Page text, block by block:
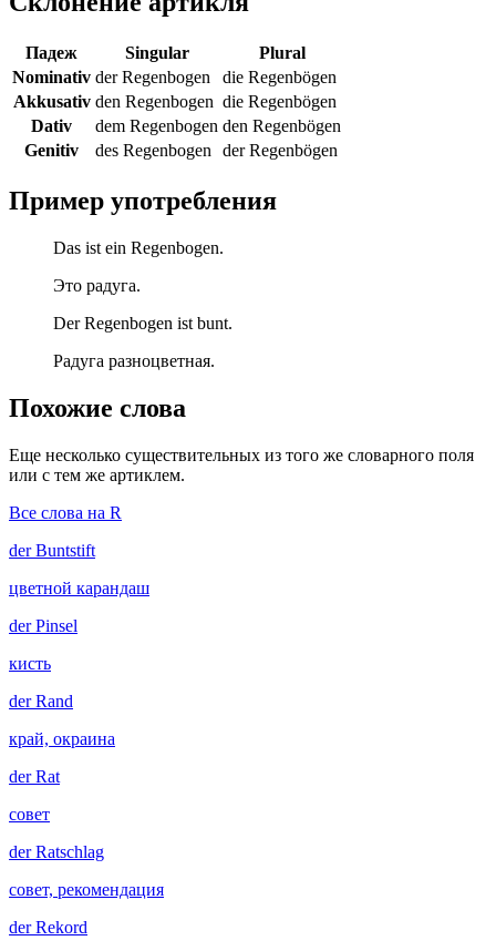
Падеж Singular
Plural
Nominativ der Regenbogen
die Regenbögen
Akkusativ den Regenbogen die Regenbögen
Dativ
dem Regenbogen den Regenbögen
Genitiv
des Regenbogen der Regenbögen
Пример употребления
Das ist ein Regenbogen.
Это радуга.
Der Regenbogen ist bunt.
Радуга разноцветная.
Похожие слова
Еще несколько существительных из того же словарного поля
или с тем же артиклем.
Все слова на R
derBuntstift
цветной карандаш
derPinsel
кисть
derRand
край, окраина
derRat
совет
derRatschlag
совет, рекомендация
derRekord